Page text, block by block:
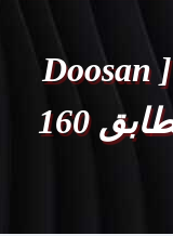
الكلمات الرئيسية [ Doosan
Excavator Used ] تطابق 160